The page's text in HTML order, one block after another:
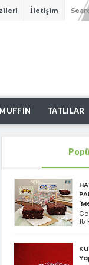
İletişim
TATLILAR
15